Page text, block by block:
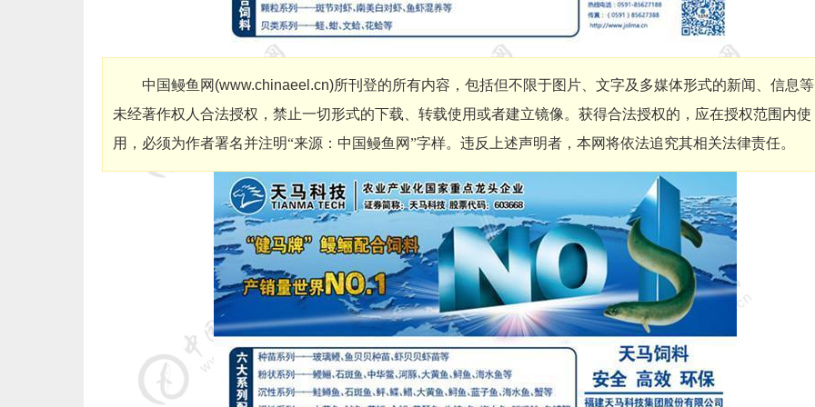
中国鳗鱼网 (www.chinaeel.cn)所刊登的所有内容，包括但不限于图片、文字及多媒体形式的新闻、信息等
未经著作权人合法授权，禁止一切形式的下载、转载使用或者建立镜像。获得合法授权的，应在授权范围内使
用，必须为作者署名并注明“来源：中国鳗鱼网”字样。违反上述声明者，本网将依法追究其相关法律责任。